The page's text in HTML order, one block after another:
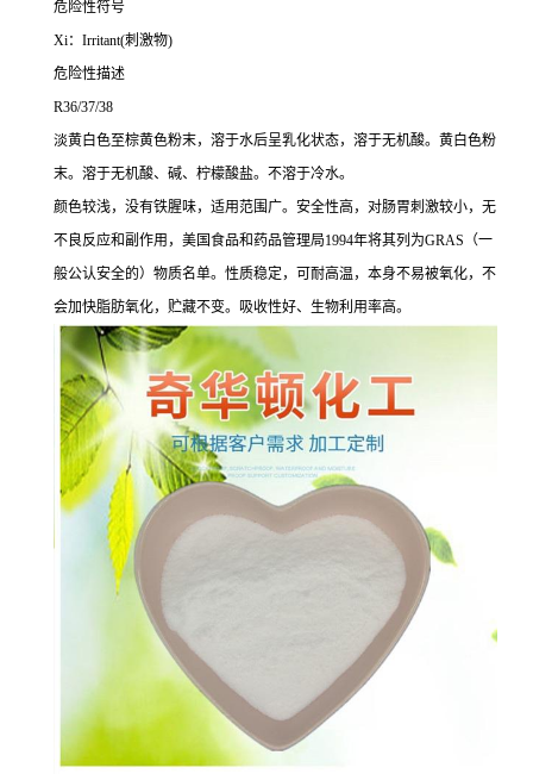
危险性符号
Xi：Irritant(刺激物)
危险性描述
R36/37/38
淡黄白色至棕黄色粉末，溶于水后呈乳化状态，溶于无机酸。黄白色粉
末。溶于无机酸、碱、柠檬酸盐。不溶于冷水。
颜色较浅，没有铁腥味，适用范围广。安全性高，对肠胃刺激较小，无
不良反应和副作用，美国食品和药品管理局1994年将其列为GRAS（一
般公认安全的）物质名单。性质稳定，可耐高温，本身不易被氧化，不
会加快脂肪氧化，贮藏不变。吸收性好、生物利用率高。